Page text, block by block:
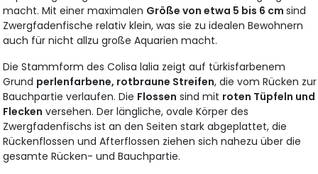
macht. Mit einer maximalen Größe von etwa 5 bis 6 cmsind
Zwergfadenfische relativ klein, was sie zu idealen Bewohnern
auch für nicht allzu große Aquarien macht.
Die Stammform des Colisa lalia zeigt auf türkisfarbenem
Grund perlenfarbene, rotbraune Streifen, die vom Rücken zur
Bauchpartie verlaufen. Die Flossen sind mit roten Tüpfeln und
Flecken versehen. Der längliche, ovale Körper des
Zwergfadenfischs ist an den Seiten stark abgeplattet, die
Rückenflossen und Afterflossen ziehen sich nahezu über die
gesamte Rücken- und Bauchpartie.